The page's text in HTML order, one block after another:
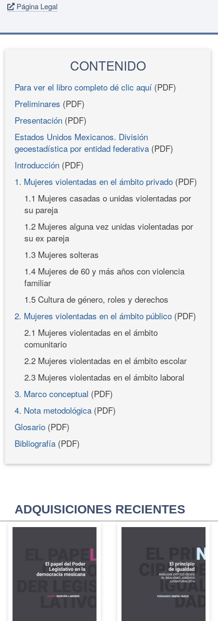
Página Legal
CONTENIDO
Para ver el libro completo dé clic aquí (PDF)
Preliminares (PDF)
Presentación (PDF)
Estados Unidos Mexicanos. División
geoestadística por entidad federativa (PDF)
Introducción (PDF)
1. Mujeres violentadas en el ámbito privado (PDF)
1.1 Mujeres casadas o unidas violentadas por
su pareja
1.2 Mujeres alguna vez unidas violentadas por
su ex pareja
1.3 Mujeres solteras
1.4 Mujeres de 60 y más años con violencia
familiar
1.5 Cultura de género, roles y derechos
2. Mujeres violentadas en el ámbito público (PDF)
2.1 Mujeres violentadas en el ámbito
comunitario
2.2 Mujeres violentadas en el ámbito escolar
2.3 Mujeres violentadas en el ámbito laboral
3. Marco conceptual (PDF)
4. Nota metodológica (PDF)
Glosario (PDF)
Bibliografía (PDF)
ADQUISICIONES RECIENTES